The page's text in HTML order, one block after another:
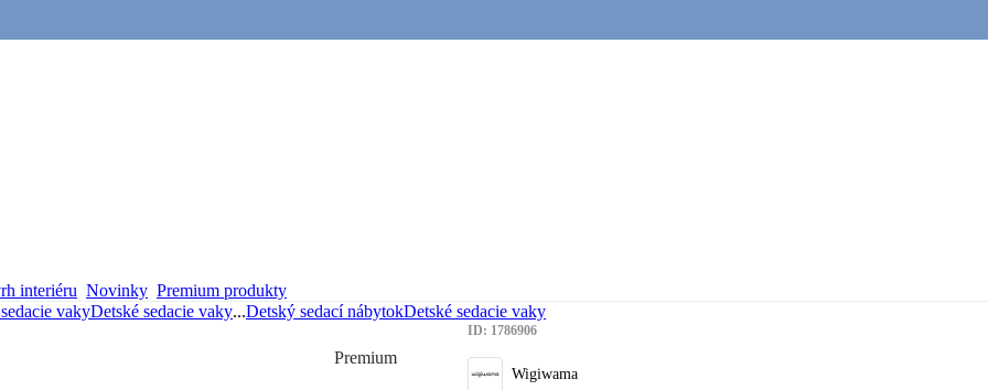
interiéru Novinky Premium produkty
vakyDetské sedacie vaky...Detský sedací nábytokDetské sedacie vaky
Premium
ID: 1786906
Wigiwama